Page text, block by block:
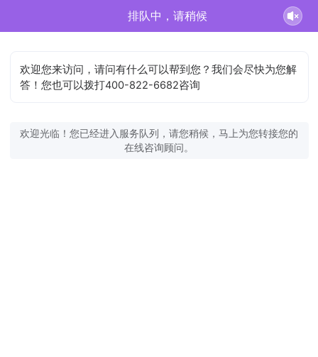
排队中，请稍候
欢迎您来访问，请问有什么可以帮到您？我们会尽快为您解
答！您也可以拨打400-822-6682咨询
欢迎光临！您已经进入服务队列，请您稍候，马上为您转接您的
在线咨询顾问。